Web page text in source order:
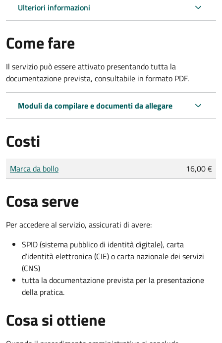
Ulteriori informazioni
Come fare
Il servizio può essere attivato presentando tutta la
documentazione prevista, consultabile in formato PDF.
Moduli da compilare e documenti da allegare
Costi
Tipo di pagamento
Importo
Marca da bollo 16,00 €
Cosa serve
Per accedere al servizio, assicurati di avere:
SPID (sistema pubblico di identità digitale), carta
d’identità elettronica (CIE) o carta nazionale dei servizi
(CNS)
tutta la documentazione prevista per la presentazione
della pratica.
Cosa si ottiene